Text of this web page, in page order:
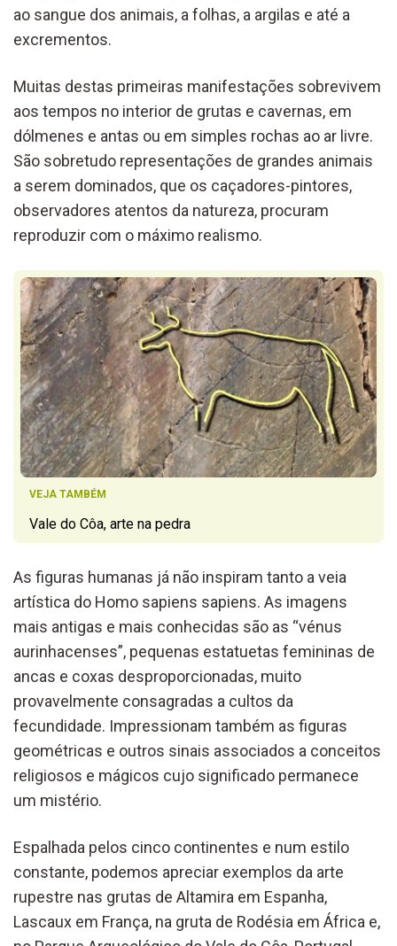
ao sangue dos animais, a folhas, a argilas e até a
excrementos.
Muitas destas primeiras manifestações sobrevivem
aos tempos no interior de grutas e cavernas, em
dólmenes e antas ou em simples rochas ao ar livre.
São sobretudo representações de grandes animais
a serem dominados, que os caçadores-pintores,
observadores atentos da natureza, procuram
reproduzir com o máximo realismo.
VEJA TAMBÉM
Vale do Côa, arte na pedra
As figuras humanas já não inspiram tanto a veia
artística do Homo sapiens sapiens. As imagens
mais antigas e mais conhecidas são as “vénus
aurinhacenses”, pequenas estatuetas femininas de
ancas e coxas desproporcionadas, muito
provavelmente consagradas a cultos da
fecundidade. Impressionam também as figuras
geométricas e outros sinais associados a conceitos
religiosos e mágicos cujo significado permanece
um mistério.
Espalhada pelos cinco continentes e num estilo
constante, podemos apreciar exemplos da arte
rupestre nas grutas de Altamira em Espanha,
Lascaux em França, na gruta de Rodésia em África e,